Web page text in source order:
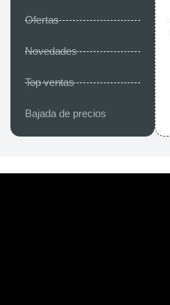
Ofertas
Novedades
Top ventas
Bajada de precios